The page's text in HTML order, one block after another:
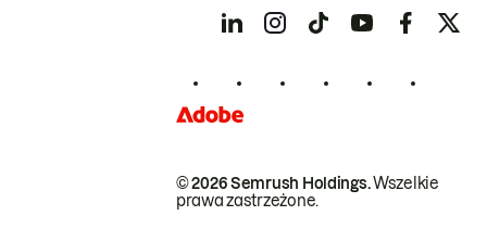
© 2026 Semrush Holdings.Wszelkie
prawa zastrzeżone.